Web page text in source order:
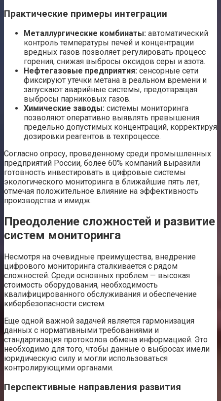
Практические примеры интеграции
Металлургические комбинаты: автоматический
контроль температуры печей и концентрации
вредных газов позволяет регулировать процесс
горения, снижая выбросы оксидов серы и азота.
Нефтегазовые предприятия: сенсорные сети
фиксируют утечки метана в реальном времени и
запускают аварийные системы, предотвращая
выбросы парниковых газов.
Химические заводы: системы мониторинга
позволяют оперативно выявлять превышения
предельно допустимых концентраций, корректируя
дозировки реагентов в техпроцессе.
Согласно опросу, проведенному среди промышленных
предприятий России, более 60% компаний выразили
готовность инвестировать в цифровые системы
экологического мониторинга в ближайшие пять лет,
отмечая положительное влияние на эффективность
производства и имидж.
Преодоление сложностей и развитие
систем мониторинга
Несмотря на очевидные преимущества, внедрение
цифрового мониторинга сталкивается с рядом
сложностей. Среди основных проблем — высокая
стоимость оборудования, необходимость
квалифицированного обслуживания и обеспечение
кибербезопасности систем.
Еще одной важной задачей является гармонизация
данных с нормативными требованиями и
стандартизация протоколов обмена информацией. Это
необходимо для того, чтобы данные о выбросах имели
юридическую силу и могли использоваться
контролирующими органами.
Перспективные направления развития